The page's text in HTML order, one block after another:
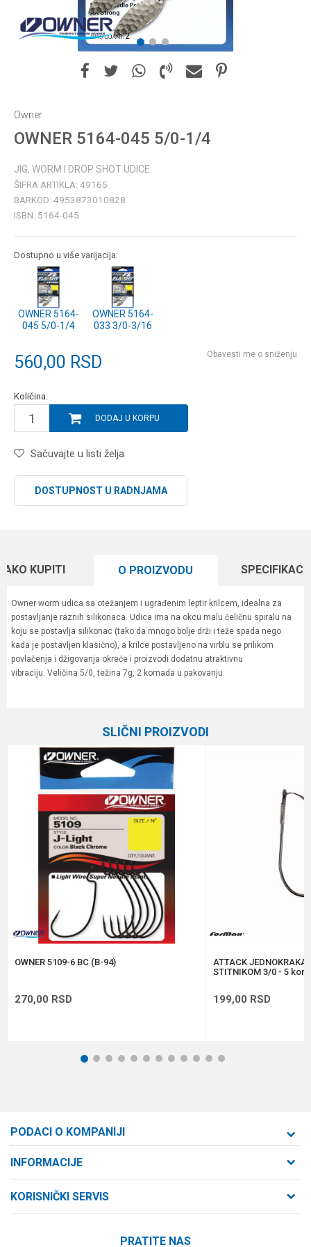
1 2 3
Owner
OWNER 5164-045 5/0-1/4
JIG, WORM I DROP SHOT UDICE
ŠIFRA ARTIKLA: 49165
BARKOD: 4953873010828
ISBN: 5164-045
Dostupno u više varijacija:
OWNER 5164-
045 5/0-1/4
OWNER 5164-
033 3/0-3/16
560,00 RSD Obavesti me o sniženju
Količina:
DODAJ U KORPU
Sačuvajte u listi želja
DOSTUPNOST U RADNJAMA
KUPITI O PROIZVODU
Owner worm udica sa otežanjem i ugrađenim leptir krilcem, idealna za
postavljanje raznih silikonaca. Udica ima na okcu malu čeličnu spiralu na
koju se postavlja silikonac (tako da mnogo bolje drži i teže spada nego
kada je postavljen klasično), a krilce postavljeno na virblu se prilikom
povlačenja i džigovanja okreće i proizvodi dodatnu atraktivnu
vibraciju. Veličina 5/0, težina 7g, 2 komada u pakovanju.
crni hrom
Brend Owner
Količina 2 kom.
Pakovanje
5/0
Anti-spam zaštita - izračunajte koliko je 9 - 4 :
SLIČNI PROIZVODI
OWNER 5109-6 BC (B-94)
270,00 RSD
ATTACK JEDNOKRAKA
STITNIKOM 3/0 - 5 kom.
199,00 RSD
1 2 3 4 5 6 7 8 9 101112
PODACI O KOMPANIJI
Cara Dušana 47
INFORMACIJE
KORISNIČKI SERVIS
PRATITE NAS